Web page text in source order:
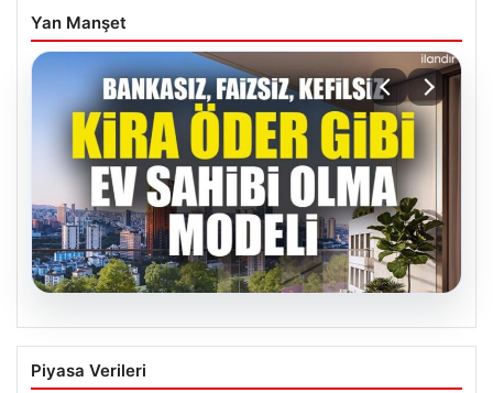
Yan Manşet
09.08.2026
DAP Yapı’dan Yenilikçi Kendi Kendini
Ödeyen Ev Modeli: Emlak Konut
Piyasa Verileri